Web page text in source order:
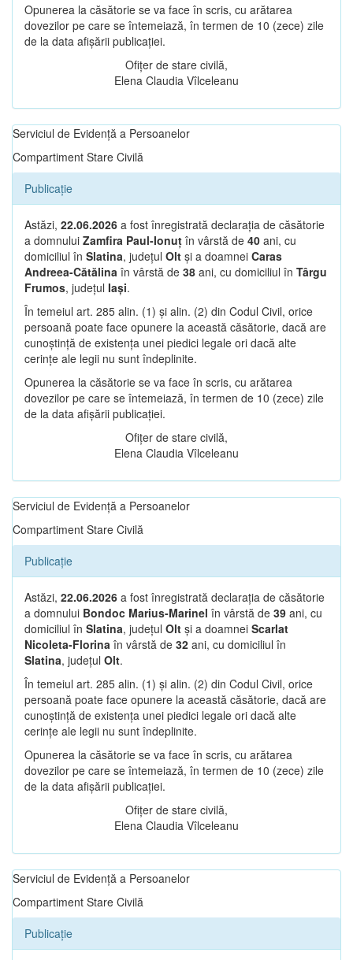
Opunerea la căsătorie se va face în scris, cu arătarea
dovezilor pe care se întemeiază, în termen de 10 (zece) zile
de la data afișării publicației.
Ofițer de stare civilă,
Elena Claudia Vîlceleanu
Serviciul de Evidență a Persoanelor
Compartiment Stare Civilă
Publicație
Astăzi, 22.06.2026 a fost înregistrată declarația de căsătorie
a domnului Zamfira Paul-Ionuț în vârstă de 40 ani, cu
domiciliul în Slatina, județul Olt și a doamnei Caras
Andreea-Cătălina în vârstă de 38 ani, cu domiciliul în Târgu
Frumos, județul Iași.
În temeiul art. 285 alin. (1) și alin. (2) din Codul Civil, orice
persoană poate face opunere la această căsătorie, dacă are
cunoștință de existența unei piedici legale ori dacă alte
cerințe ale legii nu sunt îndeplinite.
Opunerea la căsătorie se va face în scris, cu arătarea
dovezilor pe care se întemeiază, în termen de 10 (zece) zile
de la data afișării publicației.
Ofițer de stare civilă,
Elena Claudia Vîlceleanu
Serviciul de Evidență a Persoanelor
Compartiment Stare Civilă
Publicație
Astăzi, 22.06.2026 a fost înregistrată declarația de căsătorie
a domnului Bondoc Marius-Marinel în vârstă de 39 ani, cu
domiciliul în Slatina, județul Olt și a doamnei Scarlat
Nicoleta-Florina în vârstă de 32 ani, cu domiciliul în
Slatina, județul Olt.
În temeiul art. 285 alin. (1) și alin. (2) din Codul Civil, orice
persoană poate face opunere la această căsătorie, dacă are
cunoștință de existența unei piedici legale ori dacă alte
cerințe ale legii nu sunt îndeplinite.
Opunerea la căsătorie se va face în scris, cu arătarea
dovezilor pe care se întemeiază, în termen de 10 (zece) zile
de la data afișării publicației.
Ofițer de stare civilă,
Elena Claudia Vîlceleanu
Serviciul de Evidență a Persoanelor
Compartiment Stare Civilă
Publicație